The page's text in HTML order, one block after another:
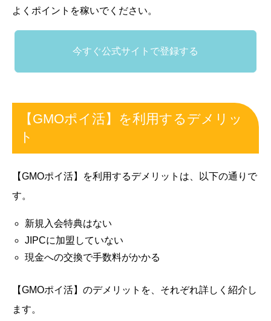
よくポイントを稼いでください。
今すぐ公式サイトで登録する
【GMOポイ活】を利用するデメリッ
ト
【GMOポイ活】を利用するデメリットは、以下の通りで
す。
新規入会特典はない
JIPCに加盟していない
現金への交換で手数料がかかる
【GMOポイ活】のデメリットを、それぞれ詳しく紹介し
ます。